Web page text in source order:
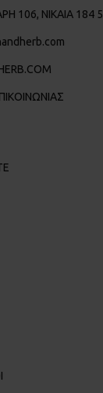
106, ΝΊΚΑΙΑ 184